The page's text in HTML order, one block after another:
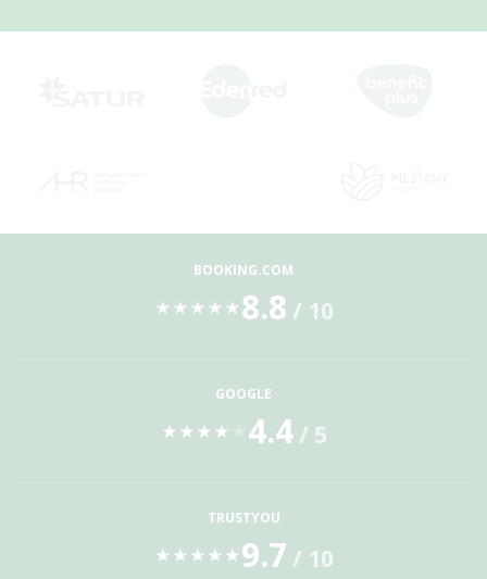
BOOKING.COM
★ ★ ★ ★ ★ 8.8 / 10
GOOGLE
★ ★ ★ ★ 4.4/ 5
TRUSTYOU
★ ★ ★ ★ ★ 9.7 / 10